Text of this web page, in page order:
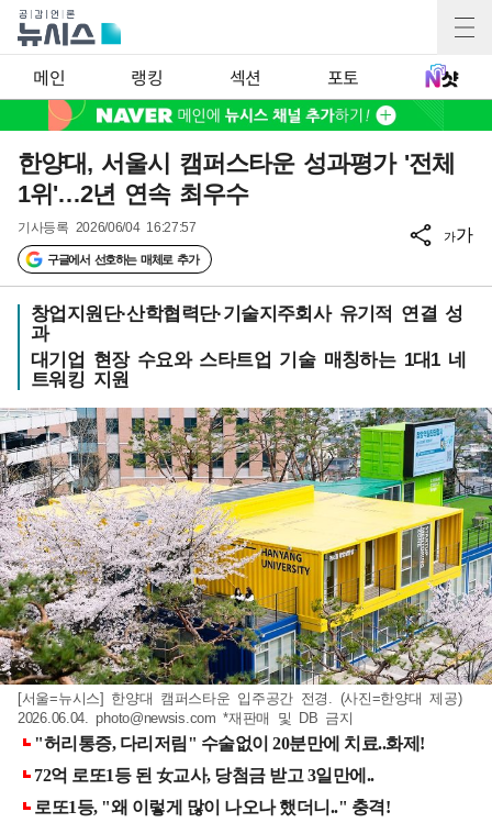
메인 랭킹 섹션 포토
한양대, 서울시 캠퍼스타운 성과평가 '전체
1위'…2년 연속 최우수
기사등록 2026/06/04 16:27:57
구글에서 선호하는 매체로 추가
가가
창업지원단·산학협력단·기술지주회사 유기적 연결 성
과
대기업 현장 수요와 스타트업 기술 매칭하는 1대1 네
트워킹 지원
[서울=뉴시스] 한양대 캠퍼스타운 입주공간 전경. (사진=한양대 제공)
2026.06.04.photo@newsis.com *재판매 및 DB 금지